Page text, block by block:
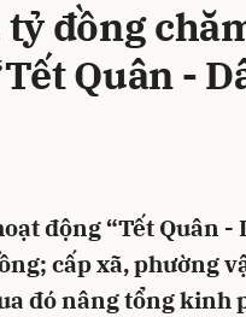
đồng
Quân -
động “Tết Quân -
cấp xã, phường
đó nâng tổng kinh